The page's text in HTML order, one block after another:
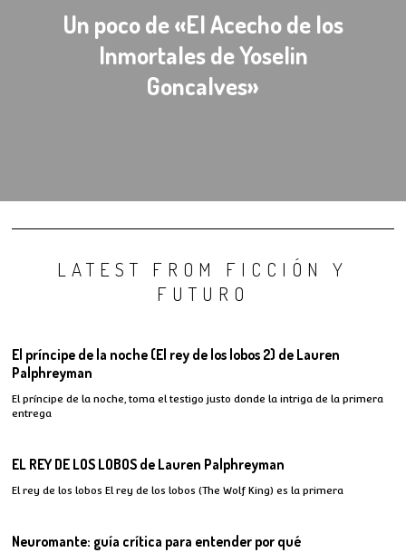
Un poco de «El Acecho de los
Inmortales de Yoselin
Goncalves»
LATEST FROM FICCIÓN Y
FUTURO
El príncipe de la noche (El rey de los lobos 2) de Lauren
Palphreyman
El príncipe de la noche, toma el testigo justo donde la intriga de la primera
entrega
EL REY DE LOS LOBOS de Lauren Palphreyman
El rey de los lobos El rey de los lobos (The Wolf King) es la primera
Neuromante: guía crítica para entender por qué